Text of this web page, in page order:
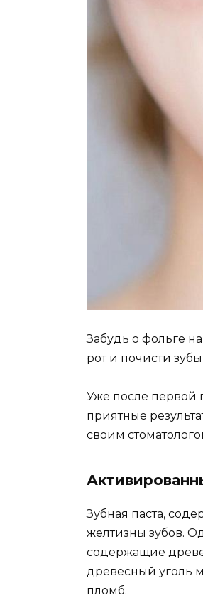
Забудь о фольге
рот и почисти
Уже после первой
приятные
своим
Зубная паста,
желтизны зубов.
содержащие
древесный уголь
пломб.